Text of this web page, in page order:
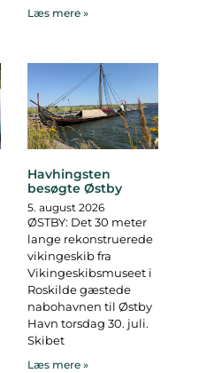
Læs mere »
Havhingsten
besøgte Østby
5. august 2026
ØSTBY: Det 30 meter
lange rekonstruerede
vikingeskib fra
Vikingeskibsmuseet i
Roskilde gæstede
nabohavnen til Østby
Havn torsdag 30. juli.
Skibet
Læs mere »